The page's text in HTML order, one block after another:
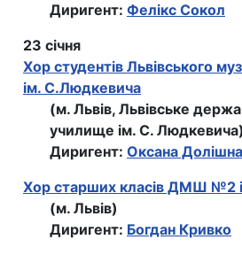
Диригент: Фелікс Сокол
23 січня
Хор студентів Львівського
ім. С.Людкевича
(м. Львів, Львівське
училище ім. С. Людкевича)
Диригент: Оксана Долішна
Хор старших класів ДМШ №2
(м. Львів)
Диригент: Богдан Кривко